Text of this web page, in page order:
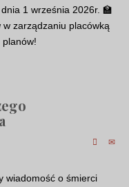
1 września 2026r. 🏫
zarządzaniu placówką
wiadomość o śmierci